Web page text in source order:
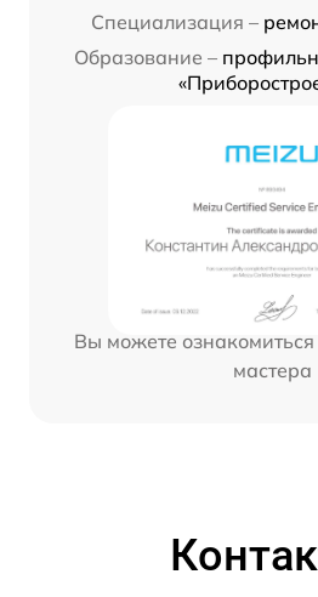
Специализация –
Образование –
Вы можете
мастера